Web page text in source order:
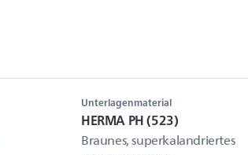
Unterlagenmaterial
HERMA PH (523)
Braunes, superkalandriertes